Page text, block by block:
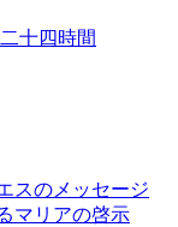
十四時間
スのメッセージ
マリアの啓示